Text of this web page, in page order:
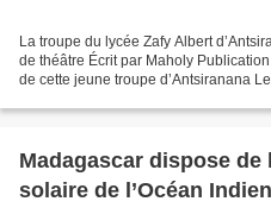
La troupe du lycée Zafy Albert
de théâtre Écrit par Maholy
de cette jeune troupe d’Antsiranana
Madagascar dispose
solaire de l’Océan Indien